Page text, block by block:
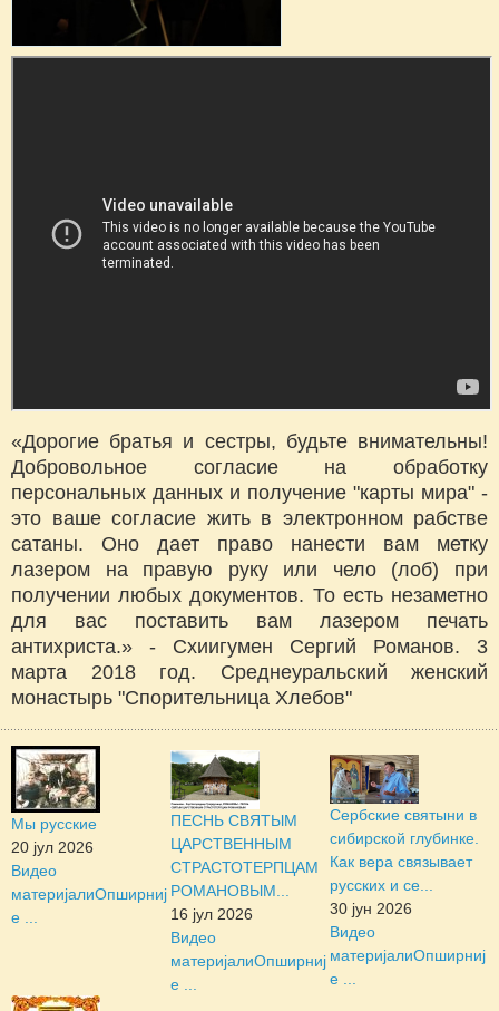
«Дорогие братья и сестры, будьте внимательны!
Добровольное согласие на обработку
персональных данных и получение "карты мира" -
это ваше согласие жить в электронном рабстве
сатаны. Оно дает право нанести вам метку
лазером на правую руку или чело (лоб) при
получении любых документов. То есть незаметно
для вас поставить вам лазером печать
антихриста.» - Схиигумен Сергий Романов. 3
марта 2018 год. Среднеуральский женский
монастырь "Спорительница Хлебов"
Мы русские
20 јул 2026
Видео
материјалиОпширниј
е ...
ПЕСНЬ СВЯТЫМ
ЦАРСТВЕННЫМ
СТРАСТОТЕРПЦАМ
РОМАНОВЫМ...
16 јул 2026
Видео
материјалиОпширниј
е ...
Сербские святыни в
сибирской глубинке.
Как вера связывает
русских и се...
30 јун 2026
Видео
материјалиОпширниј
е ...